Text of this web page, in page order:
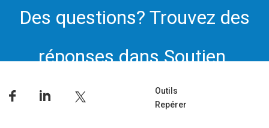
Des questions? Trouvez des
réponses dans Soutien.
Outils
Repérer